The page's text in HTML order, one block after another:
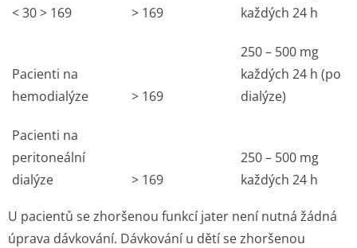
< 30 > 169 > 169
každých 24 h
Pacienti na
hemodialýze
> 169
250 – 500 mg
každých 24 h (po
dialýze)
Pacienti na
peritoneální
dialýze
> 169
250 – 500 mg
každých 24 h
U pacientů se zhoršenou funkcí jater není nutná žádná
úprava dávkování. Dávkování u dětí se zhoršenou